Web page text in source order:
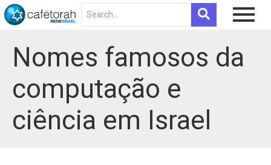
Nomes famosos da
computação e
ciência em Israel